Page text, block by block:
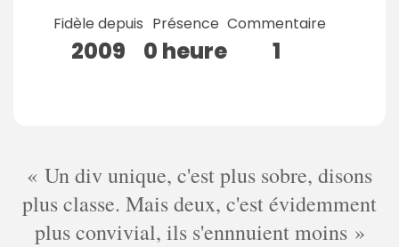
Fidèle depuis
2009
Présence
0 heure
Commentaire
1
Un div unique, c'est plus sobre, disons
plus classe. Mais deux, c'est évidemment
plus convivial, ils s'ennnuient moins